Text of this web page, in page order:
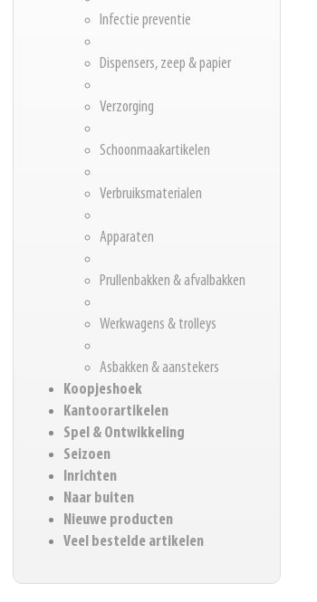
Infectie preventie
Dispensers, zeep & papier
Verzorging
Schoonmaakartikelen
Verbruiksmaterialen
Apparaten
Prullenbakken & afvalbakken
Werkwagens & trolleys
Asbakken & aanstekers
Koopjeshoek
Kantoorartikelen
Spel & Ontwikkeling
Seizoen
Inrichten
Naar buiten
Nieuwe producten
Veel bestelde artikelen